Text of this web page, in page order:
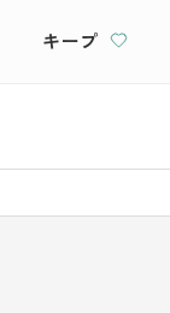
キープ